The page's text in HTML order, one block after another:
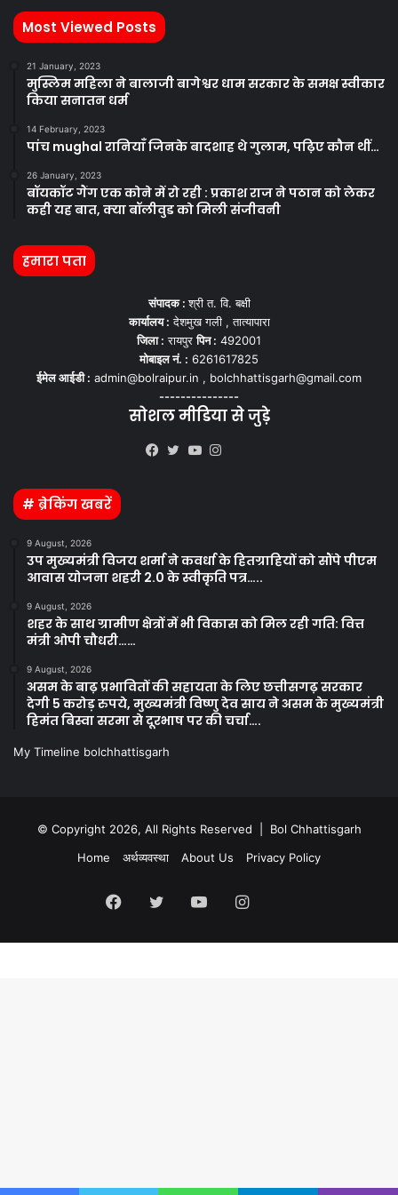
Most Viewed Posts
21 January, 2023
मुस्लिम महिला ने बालाजी बागेश्वर धाम सरकार के समक्ष स्वीकार
किया सनातन धर्म
14 February, 2023
पांच mughal रानियाँ जिनके बादशाह थे गुलाम, पढ़िए कौन थीं…
26 January, 2023
बॉयकॉट गैंग एक कोने में रो रही : प्रकाश राज ने पठान को लेकर
कही यह बात, क्या बॉलीवुड को मिली संजीवनी
हमारा पता
संपादक :श्री त. वि. बक्षी
कार्यालय : देशमुख गली , तात्यापारा
जिला : रायपुरपिन : 492001
मोबाइल नं. : 6261617825
ईमेल आईडी : admin@bolraipur.in , bolchhattisgarh@gmail.com
---------------
सोशल मीडिया से जुड़े
# ब्रेकिंग खबरें
9 August, 2026
उप मुख्यमंत्री विजय शर्मा ने कवर्धा के हितग्राहियों को सौंपे पीएम
आवास योजना शहरी 2.0 के स्वीकृति पत्र…..
9 August, 2026
शहर के साथ ग्रामीण क्षेत्रों में भी विकास को मिल रही गति: वित्त
मंत्री ओपी चौधरी……
9 August, 2026
असम के बाढ़ प्रभावितों की सहायता के लिए छत्तीसगढ़ सरकार
देगी 5 करोड़ रुपये, मुख्यमंत्री विष्णु देव साय ने असम के मुख्यमंत्री
हिमंत बिस्वा सरमा से दूरभाष पर की चर्चा….
My Timeline bolchhattisgarh
© Copyright 2026, All Rights Reserved | Bol Chhattisgarh
Home
अर्थव्यवस्था About Us Privacy Policy
Facebook
Twitter YouTubeInstagram